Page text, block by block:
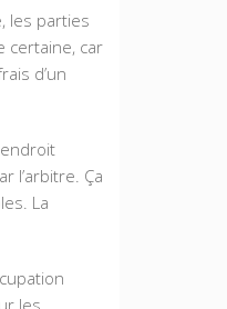
les parties
certaine, car
d’un
l’arbitre. Ça
La
les